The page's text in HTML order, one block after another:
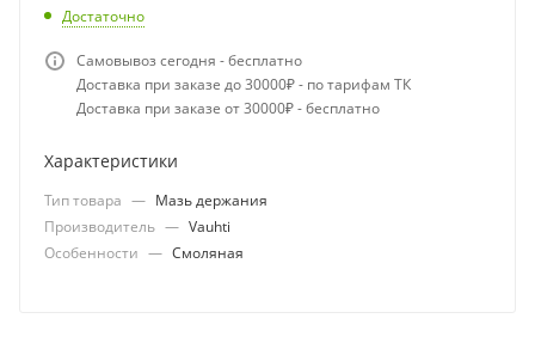
Достаточно
Самовывоз сегодня - бесплатно
Доставка при заказе до 30000₽ - по тарифам ТК
Доставка при заказе от 30000₽ - бесплатно
Характеристики
Тип товара — Мазь держания
Производитель — Vauhti
Особенности — Смоляная